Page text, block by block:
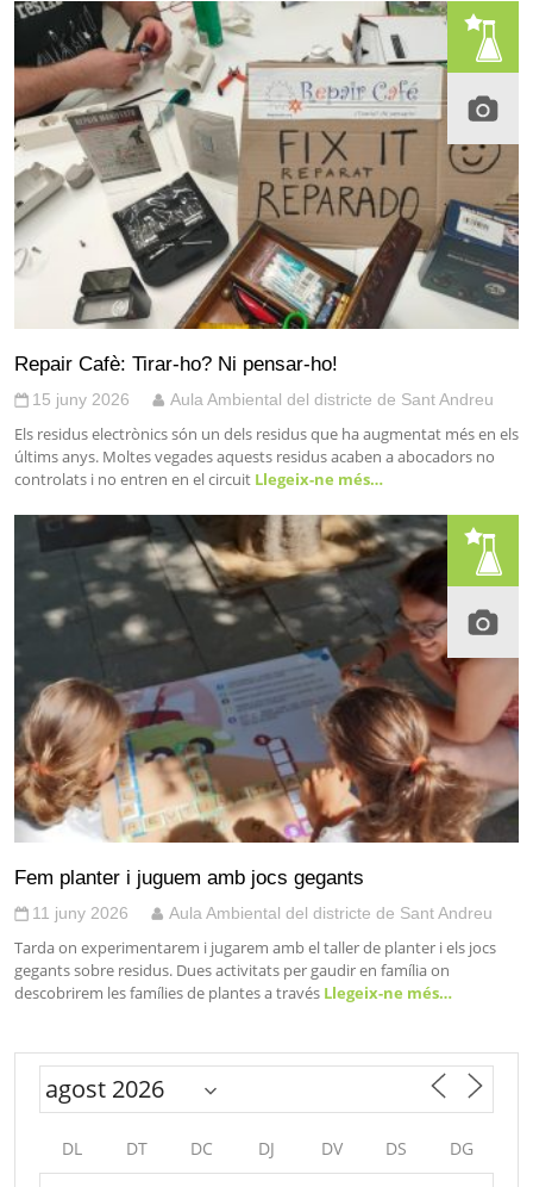
Repair Cafè: Tirar-ho? Ni pensar-ho!
15 juny 2026 Aula Ambiental del districte de Sant Andreu
Els residus electrònics són un dels residus que ha augmentat més en els
últims anys. Moltes vegades aquests residus acaben a abocadors no
controlats i no entren en el circuit Llegeix-ne més…
Fem planter i juguem amb jocs gegants
11 juny 2026 Aula Ambiental del districte de Sant Andreu
Tarda on experimentarem i jugarem amb el taller de planter i els jocs
gegants sobre residus. Dues activitats per gaudir en família on
descobrirem les famílies de plantes a través Llegeix-ne més…
DL DT DC DJ DV DS DG